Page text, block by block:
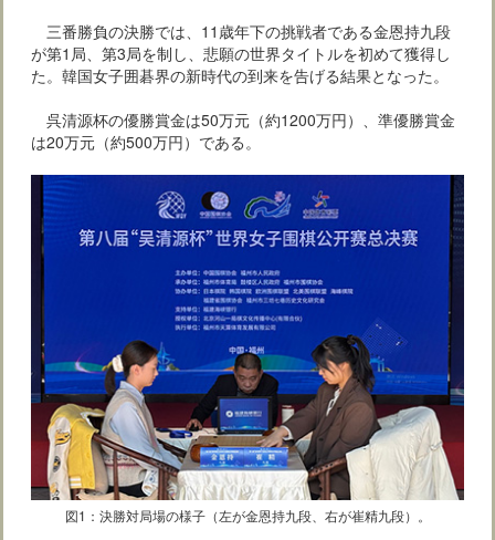
三番勝負の決勝では、11歳年下の挑戦者である金恩持九段
が第1局、第3局を制し、悲願の世界タイトルを初めて獲得し
た。韓国女子囲碁界の新時代の到来を告げる結果となった。
呉清源杯の優勝賞金は50万元（約1200万円）、準優勝賞金
は20万元（約500万円）である。
図1：決勝対局場の様子（左が金恩持九段、右が崔精九段）。